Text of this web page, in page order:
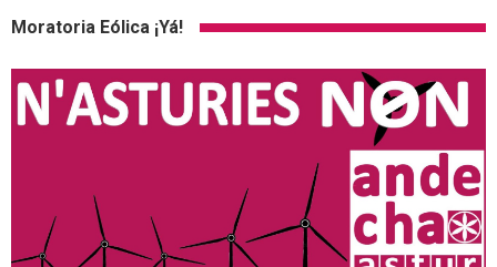
Moratoria Eólica ¡Yá!